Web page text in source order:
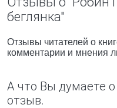
беглянка"
Отзывы читателей о
комментарии и мнения
А что Вы думаете
отзыв.